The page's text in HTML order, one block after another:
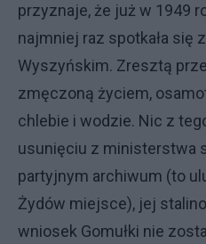
przyznaje, że już w 1949
najmniej raz spotkała się
Wyszyńskim. Zresztą
zmęczoną życiem,
chlebie i wodzie. Nic z
usunięciu z ministerstwa
partyjnym archiwum (to
Żydów miejsce), jej
wniosek Gomułki nie